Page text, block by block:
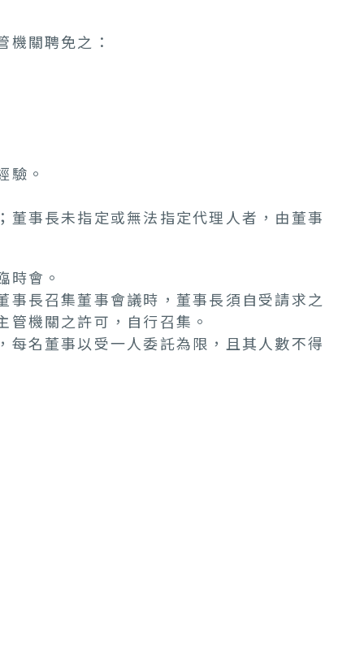
關聘免之：
驗。
事長未指定或無法指定代理人者，由董事
時會。
長召集董事會議時，董事長須自受請求之
機關之許可，自行召集。
名董事以受一人委託為限，且其人數不得